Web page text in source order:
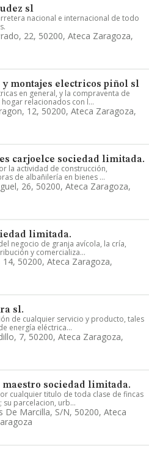
sl
nacional e internacional de todo
22, 50200, Ateca Zaragoza,
montajes electricos piñol sl
en general, y la compraventa de
relacionados con l...
12, 50200, Ateca Zaragoza,
carjoelce sociedad limitada.
la actividad de construcción,
de albañilería en bienes ...
26, 50200, Ateca Zaragoza,
limitada.
negocio de granja avícola, la cría,
y comercializa...
14, 50200, Ateca Zaragoza,
sl.
de cualquier servicio y producto, tales
energía eléctrica...
7, 50200, Ateca Zaragoza,
maestro sociedad limitada.
cualquier titulo de toda clase de fincas
su parcelacion, urb...
De Marcilla, S/n, 50200, Ateca